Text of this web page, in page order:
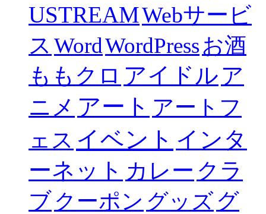
USTREAMWebサービ
ス WordWordPressお酒
ももクロ アイドルア
ニメ アート アートフ
ェス イベント インタ
ーネット カレー クラ
ブクーポン グッズグ